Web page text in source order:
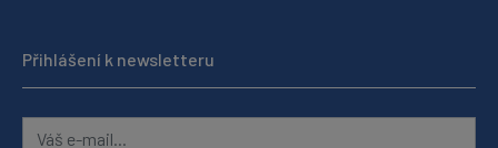
Přihlášení k newsletteru